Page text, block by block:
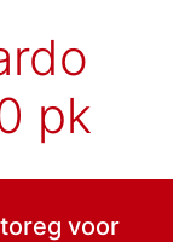
pk
voor